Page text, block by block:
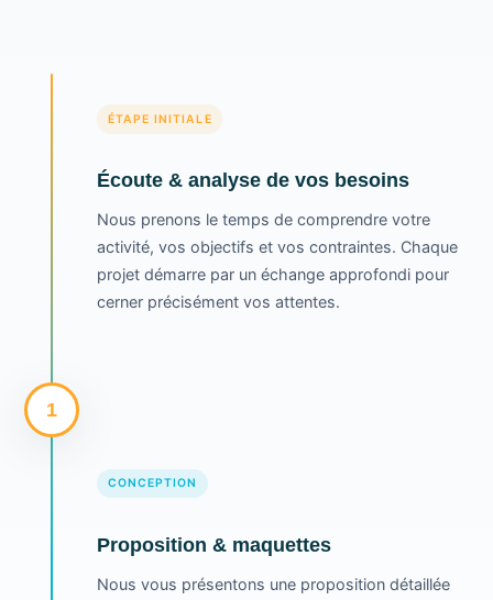
ÉTAPE INITIALE
Écoute & analyse de vos besoins
Nous prenons le temps de comprendre votre
activité, vos objectifs et vos contraintes. Chaque
projet démarre par un échange approfondi pour
cerner précisément vos attentes.
1
CONCEPTION
Proposition & maquettes
Nous vous présentons une proposition détaillée